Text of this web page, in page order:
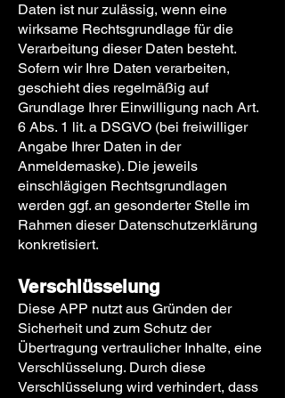
Daten ist nur zulässig, wenn eine
wirksame Rechtsgrundlage für die
Verarbeitung dieser Daten besteht.
Sofern wir Ihre Daten verarbeiten,
geschieht dies regelmäßig auf
Grundlage Ihrer Einwilligung nach Art.
6 Abs. 1 lit. a DSGVO (bei freiwilliger
Angabe Ihrer Daten in der
Anmeldemaske). Die jeweils
einschlägigen Rechtsgrundlagen
werden ggf. an gesonderter Stelle im
Rahmen dieser Datenschutzerklärung
konkretisiert.
Verschlüsselung
Diese APP nutzt aus Gründen der
Sicherheit und zum Schutz der
Übertragung vertraulicher Inhalte, eine
Verschlüsselung. Durch diese
Verschlüsselung wird verhindert, dass